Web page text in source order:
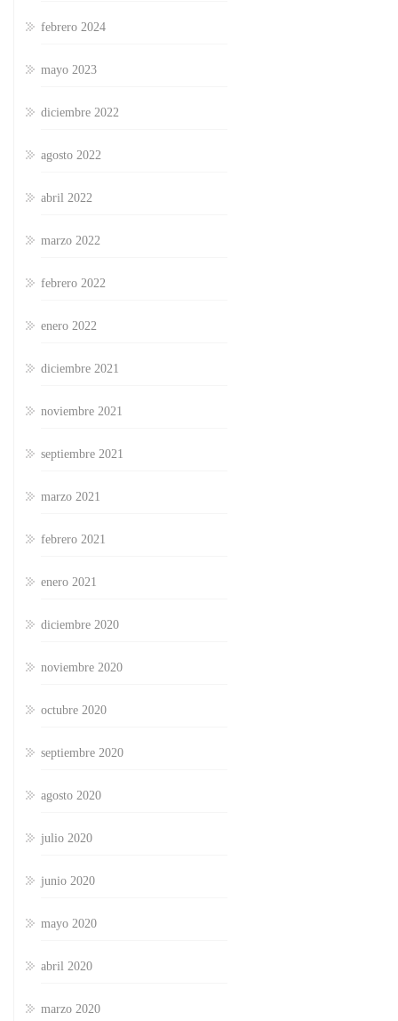
febrero 2024
mayo 2023
diciembre 2022
agosto 2022
abril 2022
marzo 2022
febrero 2022
enero 2022
diciembre 2021
noviembre 2021
septiembre 2021
marzo 2021
febrero 2021
enero 2021
diciembre 2020
noviembre 2020
octubre 2020
septiembre 2020
agosto 2020
julio 2020
junio 2020
mayo 2020
abril 2020
marzo 2020